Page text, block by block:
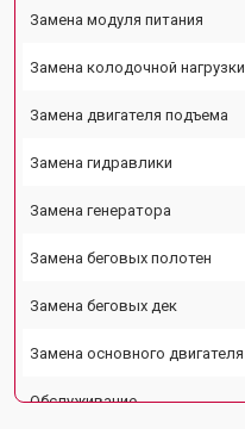
Замена модуля питания
Замена колодочной нагрузки
Замена двигателя подъема
Замена гидравлики
Замена генератора
Замена беговых полотен
Замена беговых дек
Замена основного двигателя
Обслуживание